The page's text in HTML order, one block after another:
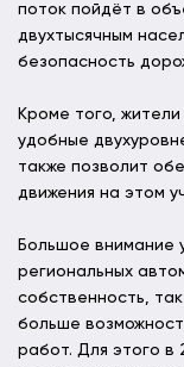
поток пойдёт в
двухтысячным
безопасность
Кроме того,
удобные
также позволит
движения на этом
Большое внимание
региональных
собственность,
больше
работ. Для этого в